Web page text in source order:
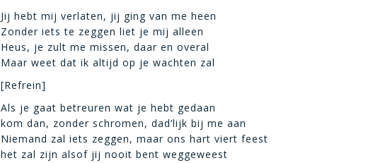
Jij hebt mij verlaten, jij ging van me heen
Zonder iets te zeggen liet je mij alleen
Heus, je zult me missen, daar en overal
Maar weet dat ik altijd op je wachten zal
[Refrein]
Als je gaat betreuren wat je hebt gedaan
kom dan, zonder schromen, dad’lijk bij me aan
Niemand zal iets zeggen, maar ons hart viert feest
het zal zijn alsof jij nooit bent weggeweest